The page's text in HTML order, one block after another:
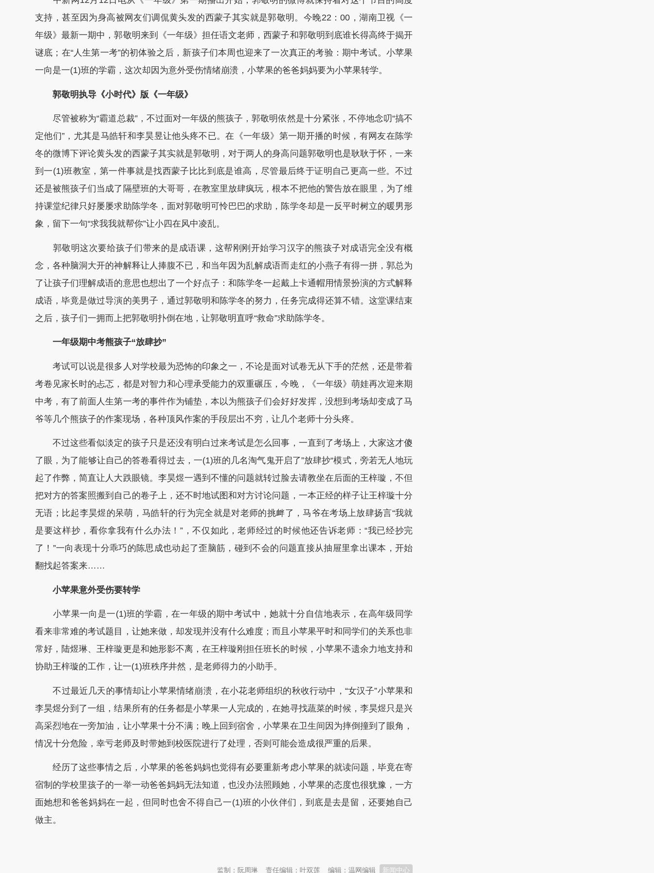
支持，甚至因为身高被网友们调侃黄头发的西蒙子其实就是郭敬明。今晚22：00，湖南卫视《一
年级》最新一期中，郭敬明来到《一年级》担任语文老师，西蒙子和郭敬明到底谁长得高终于揭开
谜底；在“人生第一考”的初体验之后，新孩子们本周也迎来了一次真正的考验：期中考试。小苹果
一向是一(1)班的学霸，这次却因为意外受伤情绪崩溃，小苹果的爸爸妈妈要为小苹果转学。
郭敬明执导《小时代》版《一年级》
尽管被称为“霸道总裁”，不过面对一年级的熊孩子，郭敬明依然是十分紧张，不停地念叨“搞不
定他们”，尤其是马皓轩和李昊昱让他头疼不已。在《一年级》第一期开播的时候，有网友在陈学
冬的微博下评论黄头发的西蒙子其实就是郭敬明，对于两人的身高问题郭敬明也是耿耿于怀，一来
到一(1)班教室，第一件事就是找西蒙子比比到底是谁高，尽管最后终于证明自己更高一些。不过
还是被熊孩子们当成了隔壁班的大哥哥，在教室里放肆疯玩，根本不把他的警告放在眼里，为了维
持课堂纪律只好屡屡求助陈学冬，面对郭敬明可怜巴巴的求助，陈学冬却是一反平时树立的暖男形
象，留下一句“求我我就帮你”让小四在风中凌乱。
郭敬明这次要给孩子们带来的是成语课，这帮刚刚开始学习汉字的熊孩子对成语完全没有概
念，各种脑洞大开的神解释让人捧腹不已，和当年因为乱解成语而走红的小燕子有得一拼，郭总为
了让孩子们理解成语的意思也想出了一个好点子：和陈学冬一起戴上卡通帽用情景扮演的方式解释
成语，毕竟是做过导演的美男子，通过郭敬明和陈学冬的努力，任务完成得还算不错。这堂课结束
之后，孩子们一拥而上把郭敬明扑倒在地，让郭敬明直呼“救命”求助陈学冬。
一年级期中考熊孩子“放肆抄”
考试可以说是很多人对学校最为恐怖的印象之一，不论是面对试卷无从下手的茫然，还是带着
考卷见家长时的忐忑，都是对智力和心理承受能力的双重碾压，今晚，《一年级》萌娃再次迎来期
中考，有了前面人生第一考的事件作为铺垫，本以为熊孩子们会好好发挥，没想到考场却变成了马
爷等几个熊孩子的作案现场，各种顶风作案的手段层出不穷，让几个老师十分头疼。
不过这些看似淡定的孩子只是还没有明白过来考试是怎么回事，一直到了考场上，大家这才傻
了眼，为了能够让自己的答卷看得过去，一(1)班的几名淘气鬼开启了”放肆抄“模式，旁若无人地玩
起了作弊，简直让人大跌眼镜。李昊煜一遇到不懂的问题就转过脸去请教坐在后面的王梓璇，不但
把对方的答案照搬到自己的卷子上，还不时地试图和对方讨论问题，一本正经的样子让王梓璇十分
无语；比起李昊煜的呆萌，马皓轩的行为完全就是对老师的挑衅了，马爷在考场上放肆扬言“我就
是要这样抄，看你拿我有什么办法！”，不仅如此，老师经过的时候他还告诉老师：“我已经抄完
了！”一向表现十分乖巧的陈思成也动起了歪脑筋，碰到不会的问题直接从抽屉里拿出课本，开始
翻找起答案来……
小苹果意外受伤要转学
小苹果一向是一(1)班的学霸，在一年级的期中考试中，她就十分自信地表示，在高年级同学
看来非常难的考试题目，让她来做，却发现并没有什么难度；而且小苹果平时和同学们的关系也非
常好，陆煜琳、王梓璇更是和她形影不离，在王梓璇刚担任班长的时候，小苹果不遗余力地支持和
协助王梓璇的工作，让一(1)班秩序井然，是老师得力的小助手。
不过最近几天的事情却让小苹果情绪崩溃，在小花老师组织的秋收行动中，“女汉子”小苹果和
李昊煜分到了一组，结果所有的任务都是小苹果一人完成的，在她寻找蔬菜的时候，李昊煜只是兴
高采烈地在一旁加油，让小苹果十分不满；晚上回到宿舍，小苹果在卫生间因为摔倒撞到了眼角，
情况十分危险，幸亏老师及时带她到校医院进行了处理，否则可能会造成很严重的后果。
经历了这些事情之后，小苹果的爸爸妈妈也觉得有必要重新考虑小苹果的就读问题，毕竟在寄
宿制的学校里孩子的一举一动爸爸妈妈无法知道，也没办法照顾她，小苹果的态度也很犹豫，一方
面她想和爸爸妈妈在一起，但同时也舍不得自己一(1)班的小伙伴们，到底是去是留，还要她自己
做主。
新闻中心
编辑：温网编辑
责任编辑：叶双莲
监制：阮周琳